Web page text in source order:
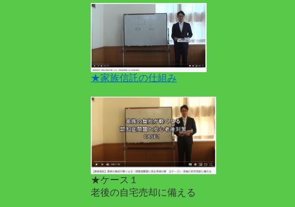
★家族信託の仕組み
★ケース１
老後の自宅売却に備える